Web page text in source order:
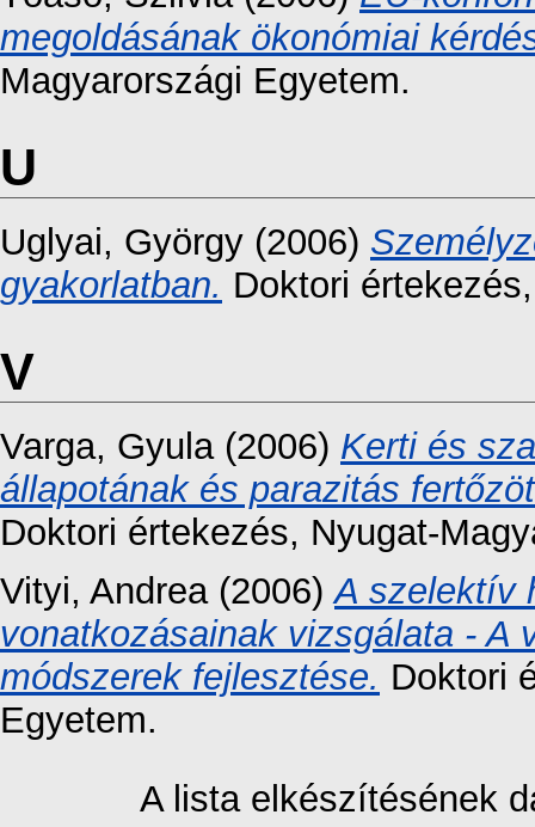
megoldásának ökonómiai
Magyarországi Egyetem.
U
Uglyai, György (2006)
gyakorlatban. Doktori értekezés
V
Varga, Gyula(2006) Kerti és
állapotának és parazitás
Doktori értekezés, Nyugat-
Vityi, Andrea(2006)A szelektív
vonatkozásainak vizsgálata - A
módszerek fejlesztése. Doktori
Egyetem.
A lista elkészítésének